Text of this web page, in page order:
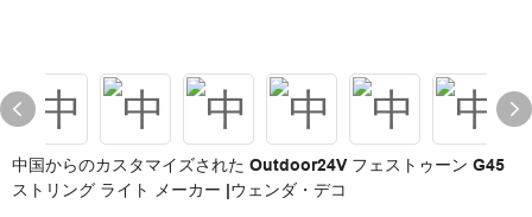
中国からのカスタマイズされた Outdoor24V フェストゥーン G45
ストリング ライト メーカー |ウェンダ・デコ